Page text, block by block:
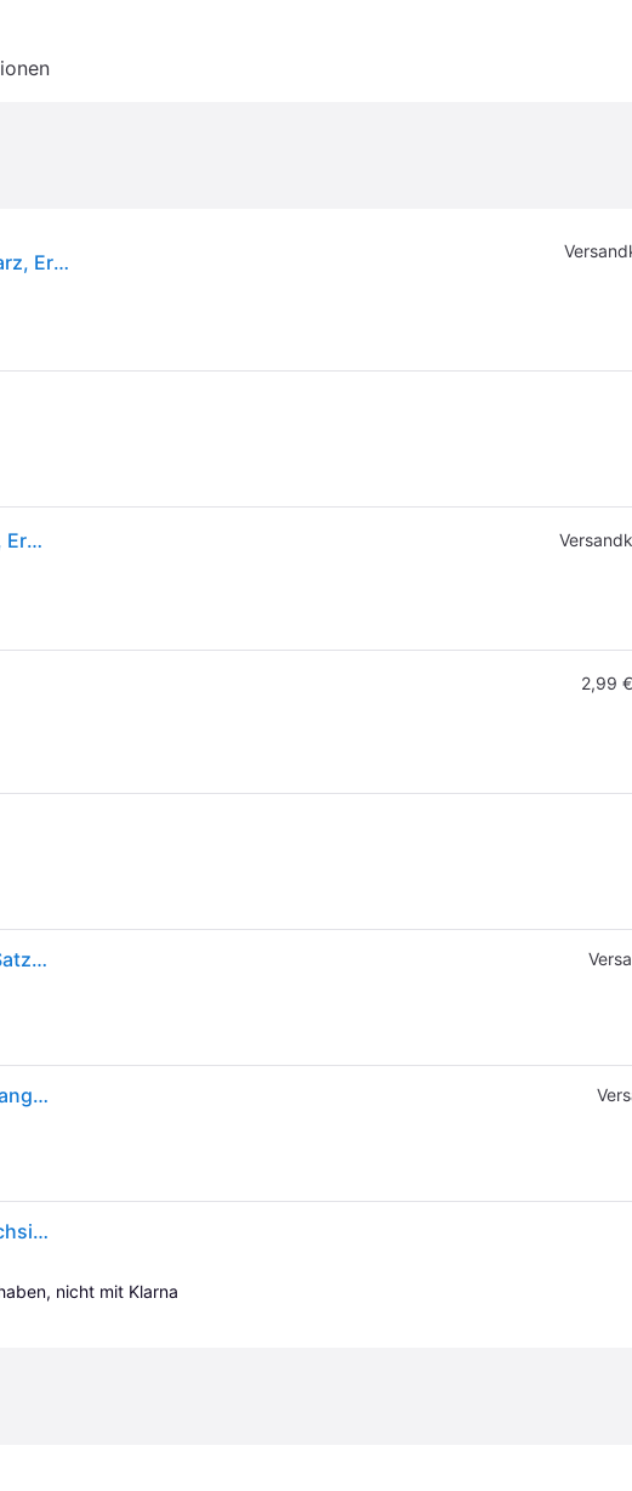
Fiskars 1057558, Messer-Set, Edelstahl, Edelstahl, Schwarz, Ergonomisch, Softgrip, Finnland
Fiskars 1057558, Messer-Set, Edelstahl, Edelstahl, Schwarz, Ergonomisch, Softgrip, Finnland
2,99
Fiskars Messerset 5 Küchenmesser, Japanischer Edelstahl Satz Messern Messer Ovp
Siena Garden Küchenmesser-Set 5-teilig, Küchenmesser, Orange, Silber, Schwarz
Fiskars Functionalform Knife Set Of 5 Pieces Knives Set Durchsichtig
nicht mit Klarna